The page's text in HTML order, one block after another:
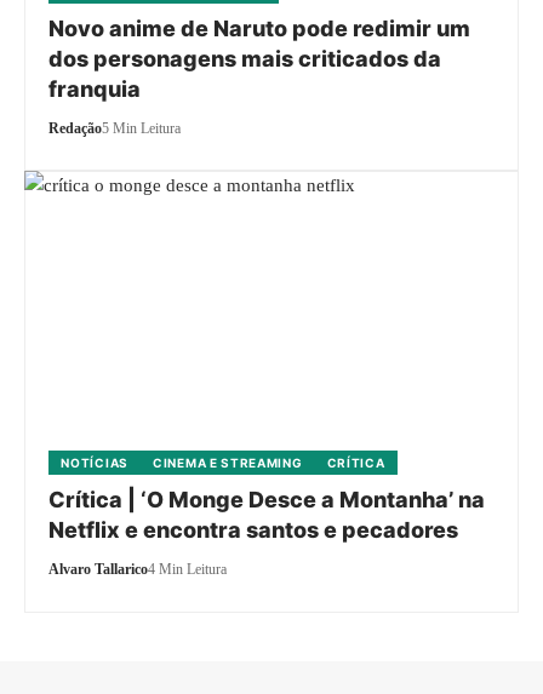
Novo anime de Naruto pode redimir um
dos personagens mais criticados da
franquia
Redação5 Min Leitura
NOTÍCIAS CINEMA E STREAMING CRÍTICA
Crítica | ‘O Monge Desce a Montanha’ na
Netflix e encontra santos e pecadores
Alvaro Tallarico4 Min Leitura